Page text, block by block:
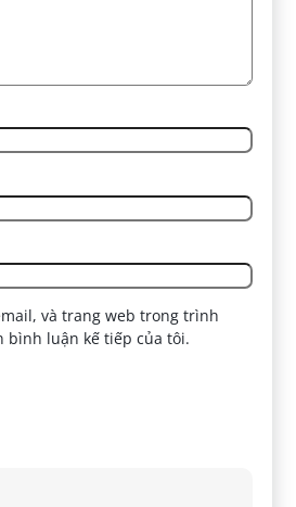
và trang web trong trình
bình luận kế tiếp của tôi.